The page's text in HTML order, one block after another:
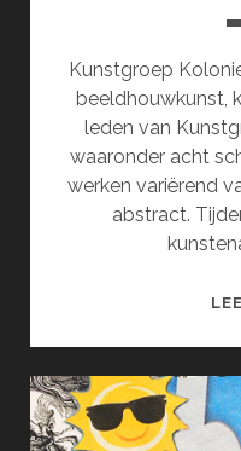
Kunstgroep
beeldhouwkunst,
leden van
waaronder acht
werken variërend
abstract.